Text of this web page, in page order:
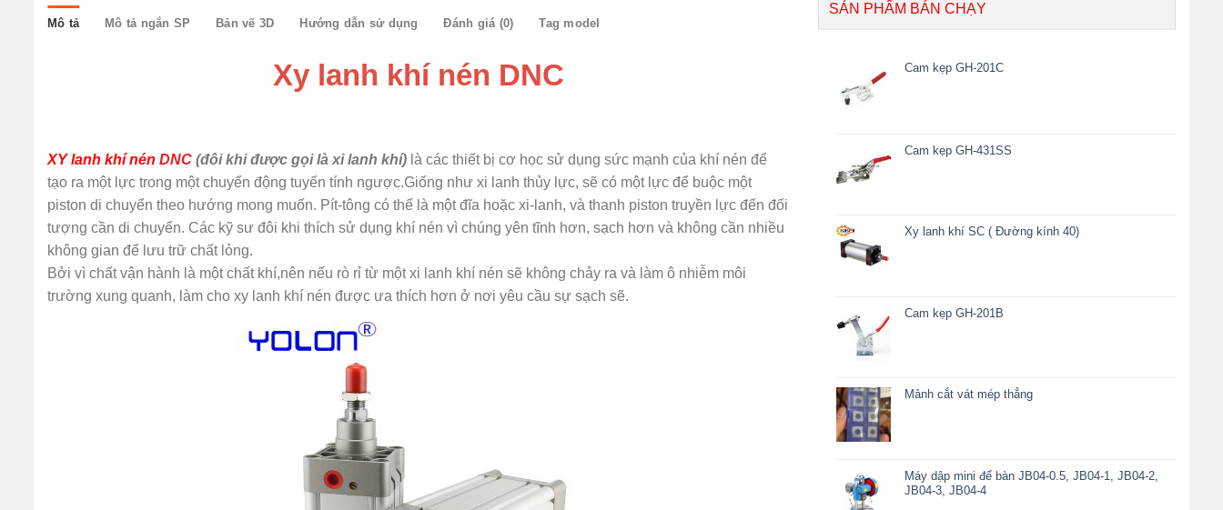
Mô tả Mô tả ngắn SP Bản vẽ 3D Hướng dẫn sử dụng Đánh giá (0) Tag model
Xy lanh khí nén DNC
XY lanh khí nén DNC (đôi khi được gọi là xi lanh khí) là các thiết bị cơ học sử dụng sức mạnh của khí nén để
tạo ra một lực trong một chuyển động tuyến tính ngược.Giống như xi lanh thủy lực, sẽ có một lực để buộc một
piston di chuyển theo hướng mong muốn. Pít-tông có thể là một đĩa hoặc xi-lanh, và thanh piston truyền lực đến đối
tượng cần di chuyển. Các kỹ sư đôi khi thích sử dụng khí nén vì chúng yên tĩnh hơn, sạch hơn và không cần nhiều
không gian để lưu trữ chất lỏng.
Bởi vì chất vận hành là một chất khí,nên nếu rò rỉ từ một xi lanh khí nén sẽ không chảy ra và làm ô nhiễm môi
trường xung quanh, làm cho xy lanh khí nén được ưa thích hơn ở nơi yêu cầu sự sạch sẽ.
SẢN PHẨM BÁN CHẠY
Cam kẹp GH-201C
Cam kẹp GH-431SS
Xy lanh khí SC ( Đường kính 40)
Cam kẹp GH-201B
Mảnh cắt vát mép thẳng
Máy dập mini để bàn JB04-0.5, JB04-1, JB04-2,
JB04-3, JB04-4